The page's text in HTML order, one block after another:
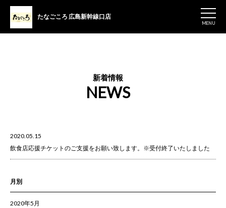
たなごころ 広島新幹線口店
MENU
新着情報
NEWS
2020.05.15
飲食店応援チケットのご支援をお願い致します。※受付終了いたしました
月別
2020年5月